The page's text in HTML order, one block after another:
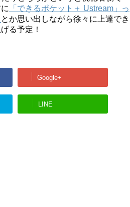
「できるポケット＋ Ustream」っ
とか思い出しながら徐々に上達でき
る予定！
Google+
LINE